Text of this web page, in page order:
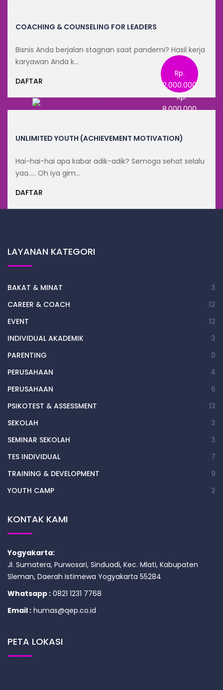
COACHING & COUNSELING FOR LEADERS
Bisnis Anda berjalan stagnan saat pandemi? Hasil kerja
karyawan Anda k…
DAFTAR
Rp.
2.000.000
-Rp.
8.000.000
UNLIMITED YOUTH (ACHIEVEMENT MOTIVATION)
Hai-hai-hai apa kabar adik-adik? Semoga sehat selalu
yaa….. Oh iya gim…
DAFTAR
LAYANAN KATEGORI
BAKAT & MINAT
3
CAREER & COACH
12
EVENT
12
INDIVIDUAL AKADEMIK
3
PARENTING
0
PERUSAHAAN
4
PERUSAHAAN
6
PSIKOTEST & ASSESSMENT
13
SEKOLAH
3
SEMINAR SEKOLAH
3
TES INDIVIDUAL
7
TRAINING & DEVELOPMENT
9
YOUTH CAMP
2
KONTAK KAMI
Yogyakarta:
Jl. Sumatera, Purwosari, Sinduadi, Kec. Mlati, Kabupaten
Sleman, Daerah Istimewa Yogyakarta 55284
Whatsapp : 0821 1231 7768
Email : humas@qep.co.id
PETA LOKASI